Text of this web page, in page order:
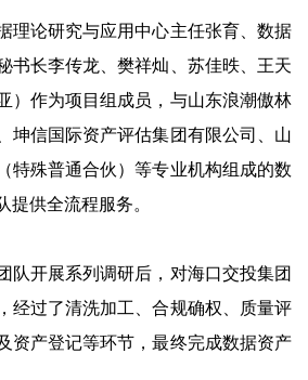
理论研究与应用中心主任张育、数据
书长李传龙、樊祥灿、苏佳昳、王天
）作为项目组成员，与山东浪潮傲林
坤信国际资产评估集团有限公司、山
特殊普通合伙）等专业机构组成的数
提供全流程服务。
队开展系列调研后，对海口交投集团
经过了清洗加工、合规确权、质量评
资产登记等环节，最终完成数据资产